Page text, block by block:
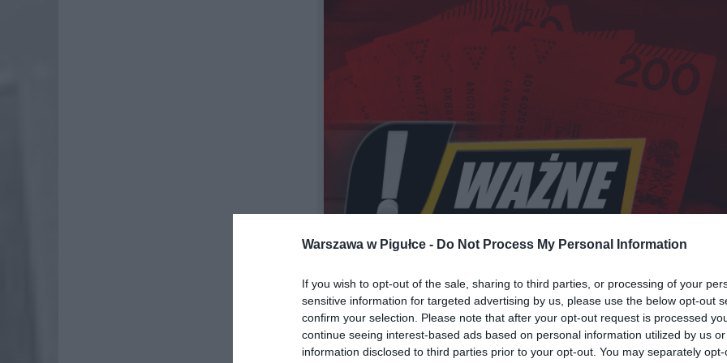
Warszawa w Pigułce - Do Not Process My Personal Information
If you wish to opt-out of the sale, sharing to third parties, or processing of your
sensitive information for targeted advertising by us, please use the below opt-out
confirm your selection. Please note that after your opt-out request is processed
continue seeing interest-based ads based on personal information utilized by us
information disclosed to third parties prior to your opt-out. You may separately
Fot. Warszawa w Pigułce
MAŁA REWOLUCJA W OPŁATACH
Na rachunkach największych dostawców prądu, jak ENEA, Energa, E. ON,